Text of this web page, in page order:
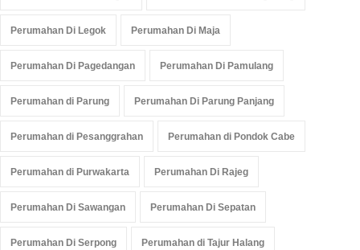
Perumahan Di Legok Perumahan Di Maja
Perumahan Di Pagedangan Perumahan Di Pamulang
Perumahan di Parung Perumahan Di Parung Panjang
Perumahan di Pesanggrahan Perumahan di Pondok Cabe
Perumahan di Purwakarta Perumahan Di Rajeg
Perumahan Di Sawangan Perumahan Di Sepatan
Perumahan Di Serpong Perumahan di Tajur Halang